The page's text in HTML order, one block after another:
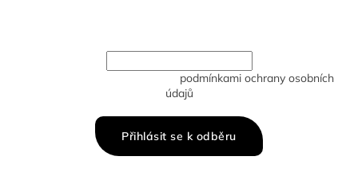
podmínkami ochrany osobních
údajů
Přihlásit se k odběru